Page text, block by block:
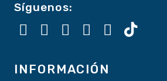
Síguenos:
INFORMACIÓN